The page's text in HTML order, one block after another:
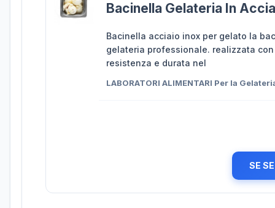
Bacinella Gelateria In
Bacinella acciaio inox per gelato la
gelateria professionale. realizzata
resistenza e durata nel
LABORATORI ALIMENTARI Per la
SE